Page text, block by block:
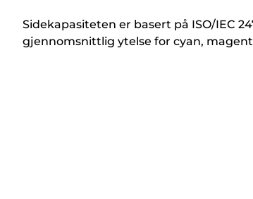
v
Sidekapasiteten er basert på ISO/IEC
gjennomsnittlig ytelse for cyan,